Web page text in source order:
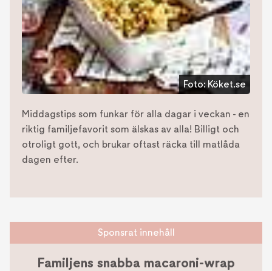
Foto: Köket.se
Middagstips som funkar för alla dagar i veckan - en
riktig familjefavorit som älskas av alla! Billigt och
otroligt gott, och brukar oftast räcka till matlåda
dagen efter.
Sponsrat innehåll
Familjens snabba macaroni-wrap